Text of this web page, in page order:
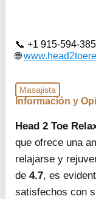
+1 915-594-
Masajista
Información y
Head 2 Toe
que ofrece una
relajarse y
de 4.7, es
satisfechos con